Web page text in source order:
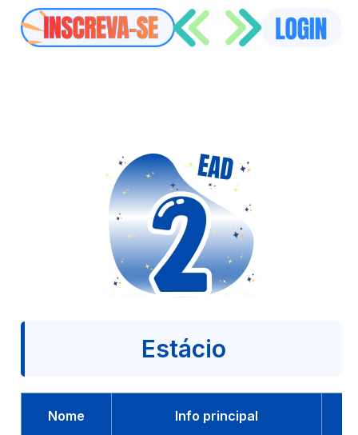
Estácio
Nome Info principal